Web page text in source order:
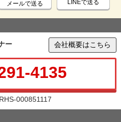
メールで送る LINEで送る
ー 会社概要はこちら
4135
000851117